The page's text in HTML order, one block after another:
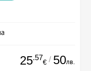
25.57
€ / 50лв.